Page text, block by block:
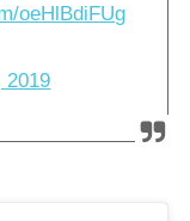
oeHlBdiFUg
2019